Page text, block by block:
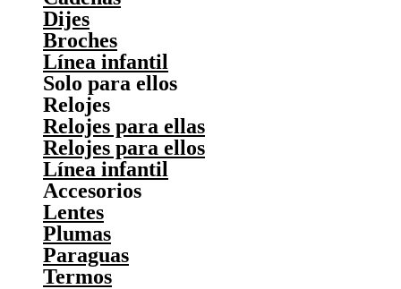
Dijes
Broches
Línea infantil
Solo para ellos
Relojes
Relojes para ellas
Relojes para ellos
Línea infantil
Accesorios
Lentes
Plumas
Paraguas
Termos